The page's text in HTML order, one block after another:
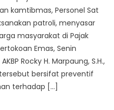
kamtibmas, Personel Sat
patroli, menyasar
masyarakat di Pajak
Emas, Senin
Rocky H. Marpaung, S.H.,
tersebut bersifat preventif
terhadap […]